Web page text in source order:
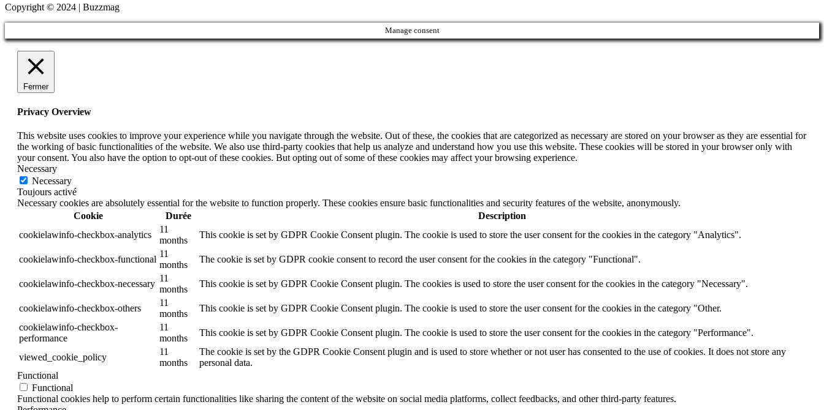
Copyright © 2024 | Buzzmag
Manage consent
Fermer
Privacy Overview
This website uses cookies to improve your experience while you navigate through the website. Out of these, the cookies that are categorized as necessary are stored on your browser as they are essential for
the working of basic functionalities of the website. We also use third-party cookies that help us analyze and understand how you use this website. These cookies will be stored in your browser only with
your consent. You also have the option to opt-out of these cookies. But opting out of some of these cookies may affect your browsing experience.
Necessary
Necessary
Toujours activé
Necessary cookies are absolutely essential for the website to function properly. These cookies ensure basic functionalities and security features of the website, anonymously.
Cookie
Durée
Description
cookielawinfo-checkbox-analytics
11
months
This cookie is set by GDPR Cookie Consent plugin. The cookie is used to store the user consent for the cookies in the category "Analytics".
cookielawinfo-checkbox-functional
11
months
The cookie is set by GDPR cookie consent to record the user consent for the cookies in the category "Functional".
cookielawinfo-checkbox-necessary
11
months
This cookie is set by GDPR Cookie Consent plugin. The cookies is used to store the user consent for the cookies in the category "Necessary".
cookielawinfo-checkbox-others
11
months
This cookie is set by GDPR Cookie Consent plugin. The cookie is used to store the user consent for the cookies in the category "Other.
cookielawinfo-checkbox-
performance
11
months
This cookie is set by GDPR Cookie Consent plugin. The cookie is used to store the user consent for the cookies in the category "Performance".
viewed_cookie_policy
11
months
The cookie is set by the GDPR Cookie Consent plugin and is used to store whether or not user has consented to the use of cookies. It does not store any
personal data.
Functional
Functional
Functional cookies help to perform certain functionalities like sharing the content of the website on social media platforms, collect feedbacks, and other third-party features.